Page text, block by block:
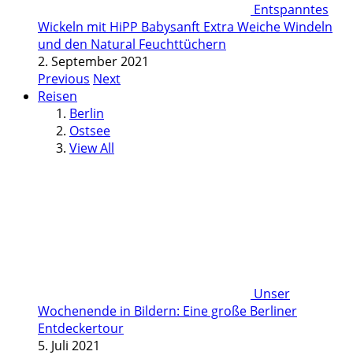
Entspanntes
Wickeln mit HiPP Babysanft Extra Weiche Windeln
und den Natural Feuchttüchern
2. September 2021
Previous Next
Reisen
Berlin
Ostsee
View All
Unser
Wochenende in Bildern: Eine große Berliner
Entdeckertour
5. Juli 2021